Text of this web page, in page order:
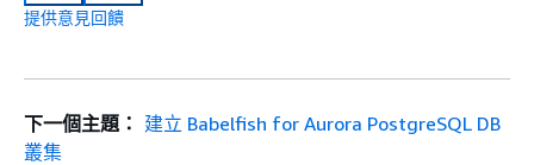
提供意見回饋
下一個主題： 建立 Babelfish for Aurora PostgreSQL DB
叢集